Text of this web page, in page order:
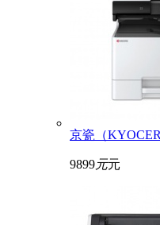
京瓷（
9899元元